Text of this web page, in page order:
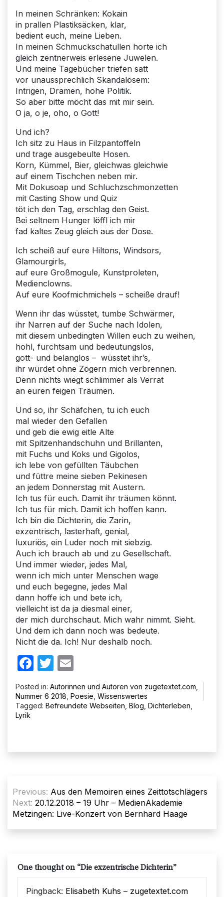
In meinen Schränken: Kokain
in prallen Plastiksäcken, klar,
bedient euch, meine Lieben.
In meinen Schmuckschatullen horte ich
gleich zentnerweis erlesene Juwelen.
Und meine Tagebücher triefen satt
vor unaussprechlich Skandalösem:
Intrigen, Dramen, hohe Politik.
So aber bitte möcht das mit mir sein.
O ja, o je, oho, o Gott!
Und ich?
Ich sitz zu Haus in Filzpantoffeln
und trage ausgebeulte Hosen.
Korn, Kümmel, Bier, gleichwas gleichwie
auf einem Tischchen neben mir.
Mit Dokusoap und Schluchzschmonzetten
mit Casting Show und Quiz
töt ich den Tag, erschlag den Geist.
Bei seltnem Hunger löffl ich mir
fad kaltes Zeug gleich aus der Dose.
Ich scheiß auf eure Hiltons, Windsors,
Glamourgirls,
auf eure Großmogule, Kunstproleten,
Medienclowns.
Auf eure Koofmichmichels – scheiße drauf!
Wenn ihr das wüsstet, tumbe Schwärmer,
ihr Narren auf der Suche nach Idolen,
mit diesem unbedingten Willen euch zu weihen,
hohl, furchtsam und bedeutungslos,
gott- und belanglos – wüsstet ihr’s,
ihr würdet ohne Zögern mich verbrennen.
Denn nichts wiegt schlimmer als Verrat
an euren feigen Träumen.
Und so, ihr Schäfchen, tu ich euch
mal wieder den Gefallen
und geb die ewig eitle Alte
mit Spitzenhandschuhn und Brillanten,
mit Fuchs und Koks und Gigolos,
ich lebe von gefüllten Täubchen
und füttre meine sieben Pekinesen
an jedem Donnerstag mit Austern.
Ich tus für euch. Damit ihr träumen könnt.
Ich tus für mich. Damit ich hoffen kann.
Ich bin die Dichterin, die Zarin,
exzentrisch, lasterhaft, genial,
luxuriös, ein Luder noch mit siebzig.
Auch ich brauch ab und zu Gesellschaft.
Und immer wieder, jedes Mal,
wenn ich mich unter Menschen wage
und euch begegne, jedes Mal
dann hoffe ich und bete ich,
vielleicht ist da ja diesmal einer,
der mich durchschaut. Mich wahr nimmt. Sieht.
Und dem ich dann noch was bedeute.
Nicht die da. Ich! Nur deshalb noch.
Facebook
Twitter
Posted in: Autorinnen und Autoren von zugetextet.com
Nummer 6 2018 Poesie Wissenswertes
Tagged: Befreundete Webseiten Blog Dichterleben
Lyrik
Previous: Aus den Memoiren eines Zeittotschlägers
Next: 20.12.2018 – 19 Uhr – MedienAkademie
Metzingen: Live-Konzert von Bernhard Haage
One thought on “Die exzentrische Dichterin”
Pingback: Elisabeth Kuhs – zugetextet.com